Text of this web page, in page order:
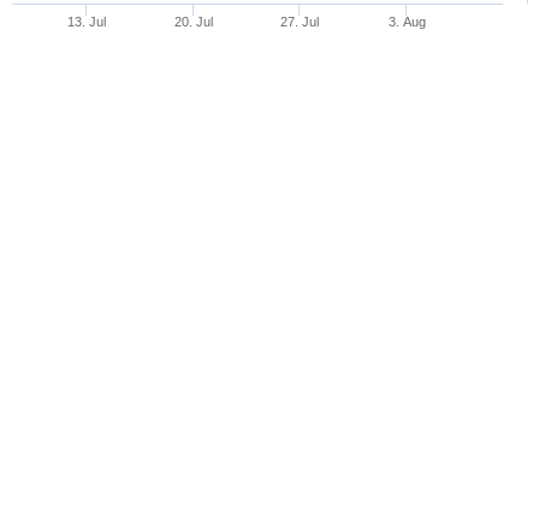
13. Jul 20. Jul 27. Jul 3. Aug